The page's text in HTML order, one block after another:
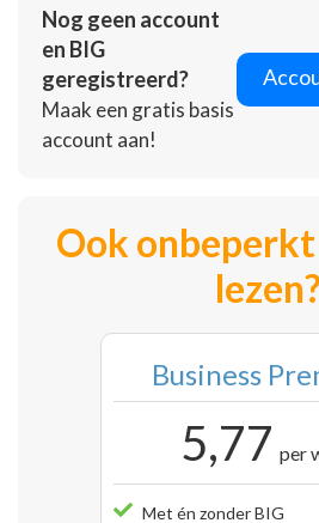
Nog geen account
en BIG
geregistreerd?
Maak een gratis basis
account aan!
Ook
lezen?
Business
5,77 per
Met én zonder BIG